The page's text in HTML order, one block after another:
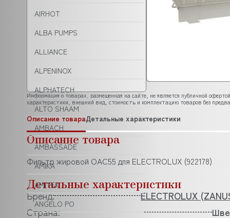
AIRHOT
ALBA PUMPS
ALLIANCE
ALPENINOX
ALPHATECH
ALTO SHAAM
AMBACH
AMBASSADE
AMIKA
AMITEK
ANGELO PO
Информация о товарах, размещенная на сайте, не является публичной
характеристики, внешний вид, стоимость и комплектацию товаров без
Описание товараДетальные характеристики
Описание товара
Фильтр жировой OAC55 для ELECTROLUX (922178)
Детальные характеристики
Бренд: ELECTROLUX
Страна: